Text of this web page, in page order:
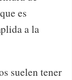
es
a la
suelen tener